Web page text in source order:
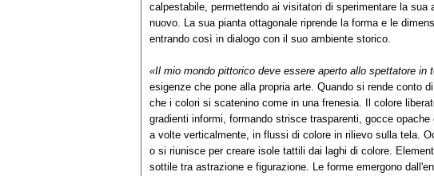
calpestabile, permettendo ai visitatori di sperimentare la sua
nuovo. La sua pianta ottagonale riprende la forma e le
entrando così in dialogo con il suo ambiente storico.
«Il mio mondo pittorico deve essere aperto allo spettatore in
esigenze che pone alla propria arte. Quando si rende conto
che i colori si scatenino come in una frenesia. Il colore
gradienti informi, formando strisce trasparenti, gocce
a volte verticalmente, in flussi di colore in rilievo sulla tela.
o si riunisce per creare isole tattili dai laghi di colore.
sottile tra astrazione e figurazione. Le forme emergono